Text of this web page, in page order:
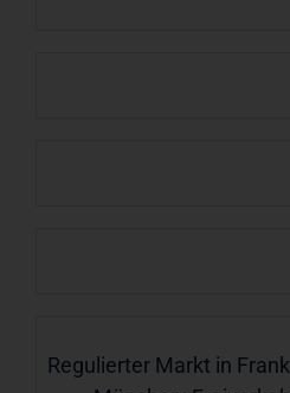
Regulierter Markt in